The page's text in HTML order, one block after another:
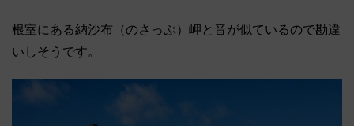
根室にある納沙布（のさっぷ）岬と音が似ているので勘違
いしそうです。